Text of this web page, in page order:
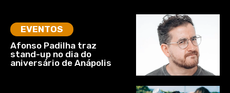
EVENTOS
Afonso Padilha traz
stand-up no dia do
aniversário de Anápolis